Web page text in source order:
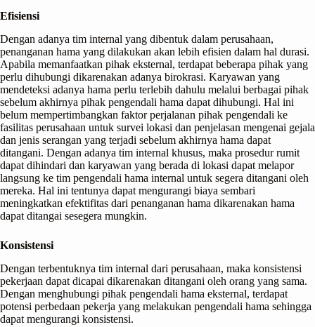
Efisiensi
Dengan adanya tim internal yang dibentuk dalam perusahaan,
penanganan hama yang dilakukan akan lebih efisien dalam hal durasi.
Apabila memanfaatkan pihak eksternal, terdapat beberapa pihak yang
perlu dihubungi dikarenakan adanya birokrasi. Karyawan yang
mendeteksi adanya hama perlu terlebih dahulu melalui berbagai pihak
sebelum akhirnya pihak pengendali hama dapat dihubungi. Hal ini
belum mempertimbangkan faktor perjalanan pihak pengendali ke
fasilitas perusahaan untuk survei lokasi dan penjelasan mengenai gejala
dan jenis serangan yang terjadi sebelum akhirnya hama dapat
ditangani. Dengan adanya tim internal khusus, maka prosedur rumit
dapat dihindari dan karyawan yang berada di lokasi dapat melapor
langsung ke tim pengendali hama internal untuk segera ditangani oleh
mereka. Hal ini tentunya dapat mengurangi biaya sembari
meningkatkan efektifitas dari penanganan hama dikarenakan hama
dapat ditangai sesegera mungkin.
Konsistensi
Dengan terbentuknya tim internal dari perusahaan, maka konsistensi
pekerjaan dapat dicapai dikarenakan ditangani oleh orang yang sama.
Dengan menghubungi pihak pengendali hama eksternal, terdapat
potensi perbedaan pekerja yang melakukan pengendali hama sehingga
dapat mengurangi konsistensi.